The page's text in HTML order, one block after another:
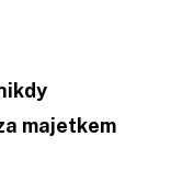
majetkem